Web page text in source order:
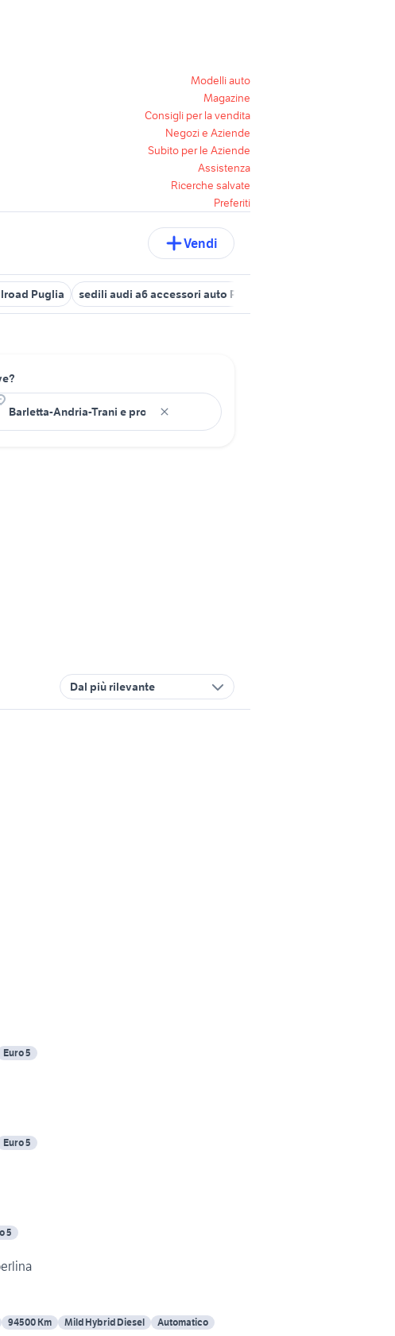
Modelli auto
Magazine
Consigli per la vendita
Negozi e Aziende
Subito per le Aziende
Assistenza
Ricerche salvate
Preferiti
Vendi
Puglia sedili audi a6 accessori auto Puglia
Dal più rilevante
Euro 5
Euro 5
5
94500 Km Mild Hybrid Diesel
Automatico